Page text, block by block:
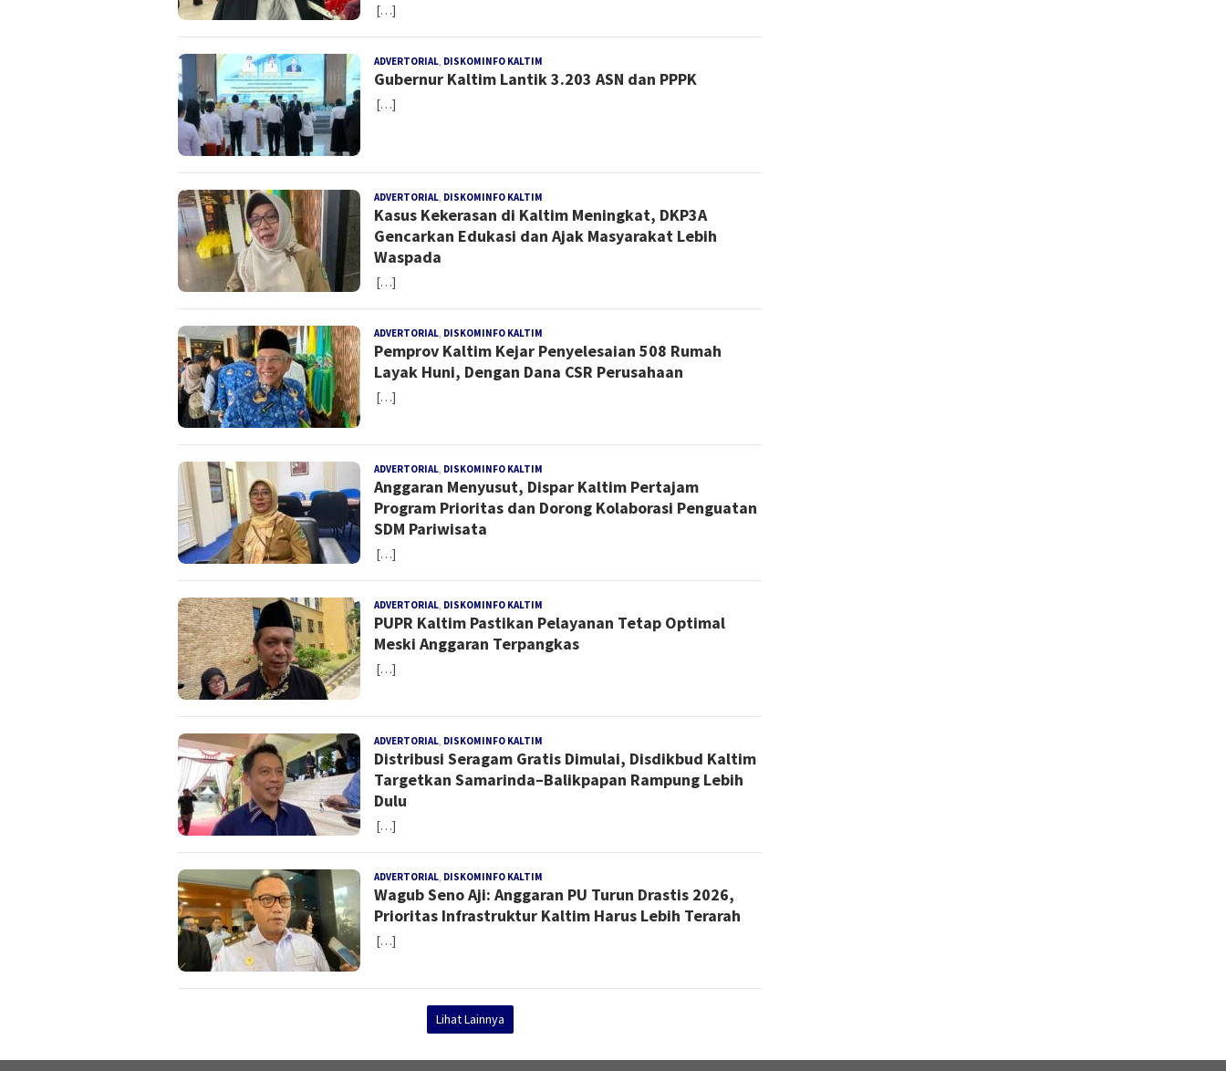
[…]
ADVERTORIAL, DISKOMINFO KALTIM
Gubernur Kaltim Lantik 3.203 ASN dan PPPK
[…]
ADVERTORIAL, DISKOMINFO KALTIM
Kasus Kekerasan di Kaltim Meningkat, DKP3A
Gencarkan Edukasi dan Ajak Masyarakat Lebih
Waspada
[…]
ADVERTORIAL, DISKOMINFO KALTIM
Pemprov Kaltim Kejar Penyelesaian 508 Rumah
Layak Huni, Dengan Dana CSR Perusahaan
[…]
ADVERTORIAL, DISKOMINFO KALTIM
Anggaran Menyusut, Dispar Kaltim Pertajam
Program Prioritas dan Dorong Kolaborasi Penguatan
SDM Pariwisata
[…]
ADVERTORIAL, DISKOMINFO KALTIM
PUPR Kaltim Pastikan Pelayanan Tetap Optimal
Meski Anggaran Terpangkas
[…]
ADVERTORIAL, DISKOMINFO KALTIM
Distribusi Seragam Gratis Dimulai, Disdikbud Kaltim
Targetkan Samarinda–Balikpapan Rampung Lebih
Dulu
[…]
ADVERTORIAL, DISKOMINFO KALTIM
Wagub Seno Aji: Anggaran PU Turun Drastis 2026,
Prioritas Infrastruktur Kaltim Harus Lebih Terarah
[…]
Lihat Lainnya